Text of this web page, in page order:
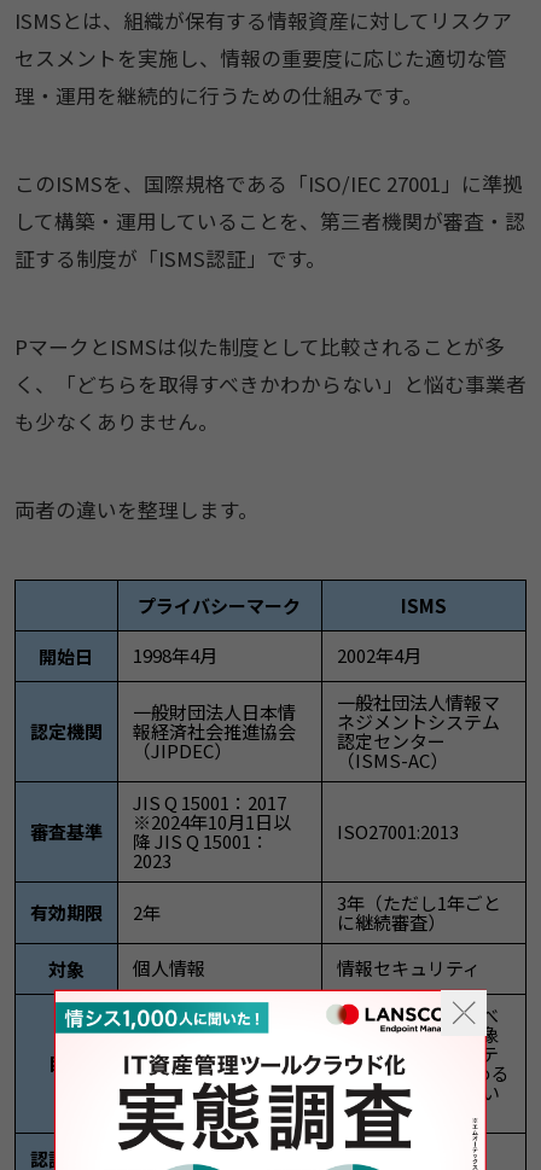
ISMSとは、組織が保有する情報資産に対してリスクア
セスメントを実施し、情報の重要度に応じた適切な管
理・運用を継続的に行うための仕組みです。
このISMSを、国際規格である「ISO/IEC 27001」に準拠
して構築・運用していることを、第三者機関が審査・認
証する制度が「ISMS認証」です。
PマークとISMSは似た制度として比較されることが多
く、「どちらを取得すべきかわからない」と悩む事業者
も少なくありません。
両者の違いを整理します。
プライバシーマーク
ISMS
開始日
1998年4月 2002年4月
認定機関
一般財団法人日本情
報経済社会推進協会
（JIPDEC）
一般社団法人情報マ
ネジメントシステム
認定センター
（ISMS-AC）
審査基準
JIS Q 15001：2017
※2024年10月1日以
降 JIS Q 15001：
2023
ISO27001:2013
有効期限 2年 3年（ただし1年ごと
に継続審査）
対象
個人情報 情報セキュリティ
目的
個人情報の取り扱い
個人情報保護規定を
満たすことを目的と
している
個人情報を含むすべ
ての情報が保護対象
で、情報セキュリテ
ィの3大要素を高める
ことを目的としてい
る
認証範囲
事業者単位 部署単位も可能